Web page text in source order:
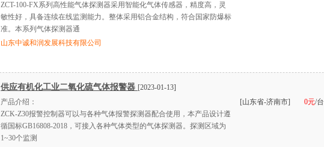
ZCT-100-FX系列高性能气体探测器采用智能化气体传感器，精度高，灵
敏性好，具备连续在线监测能力。整体采用铝合金结构，符合国家防爆标
准。本系列气体探测器通
山东中诚和润发展科技有限公司
供应有机化工业二氧化硫气体报警器 [2023-01-13]
产品介绍：
ZCK-Z30报警控制器可以与各种气体报警探测器配合使用，本产品设计遵
循国标GB16808-2018，可接入各种气体类型的气体探测器。探测区域为
1~30个监测
[山东省-济南市] 0元/台